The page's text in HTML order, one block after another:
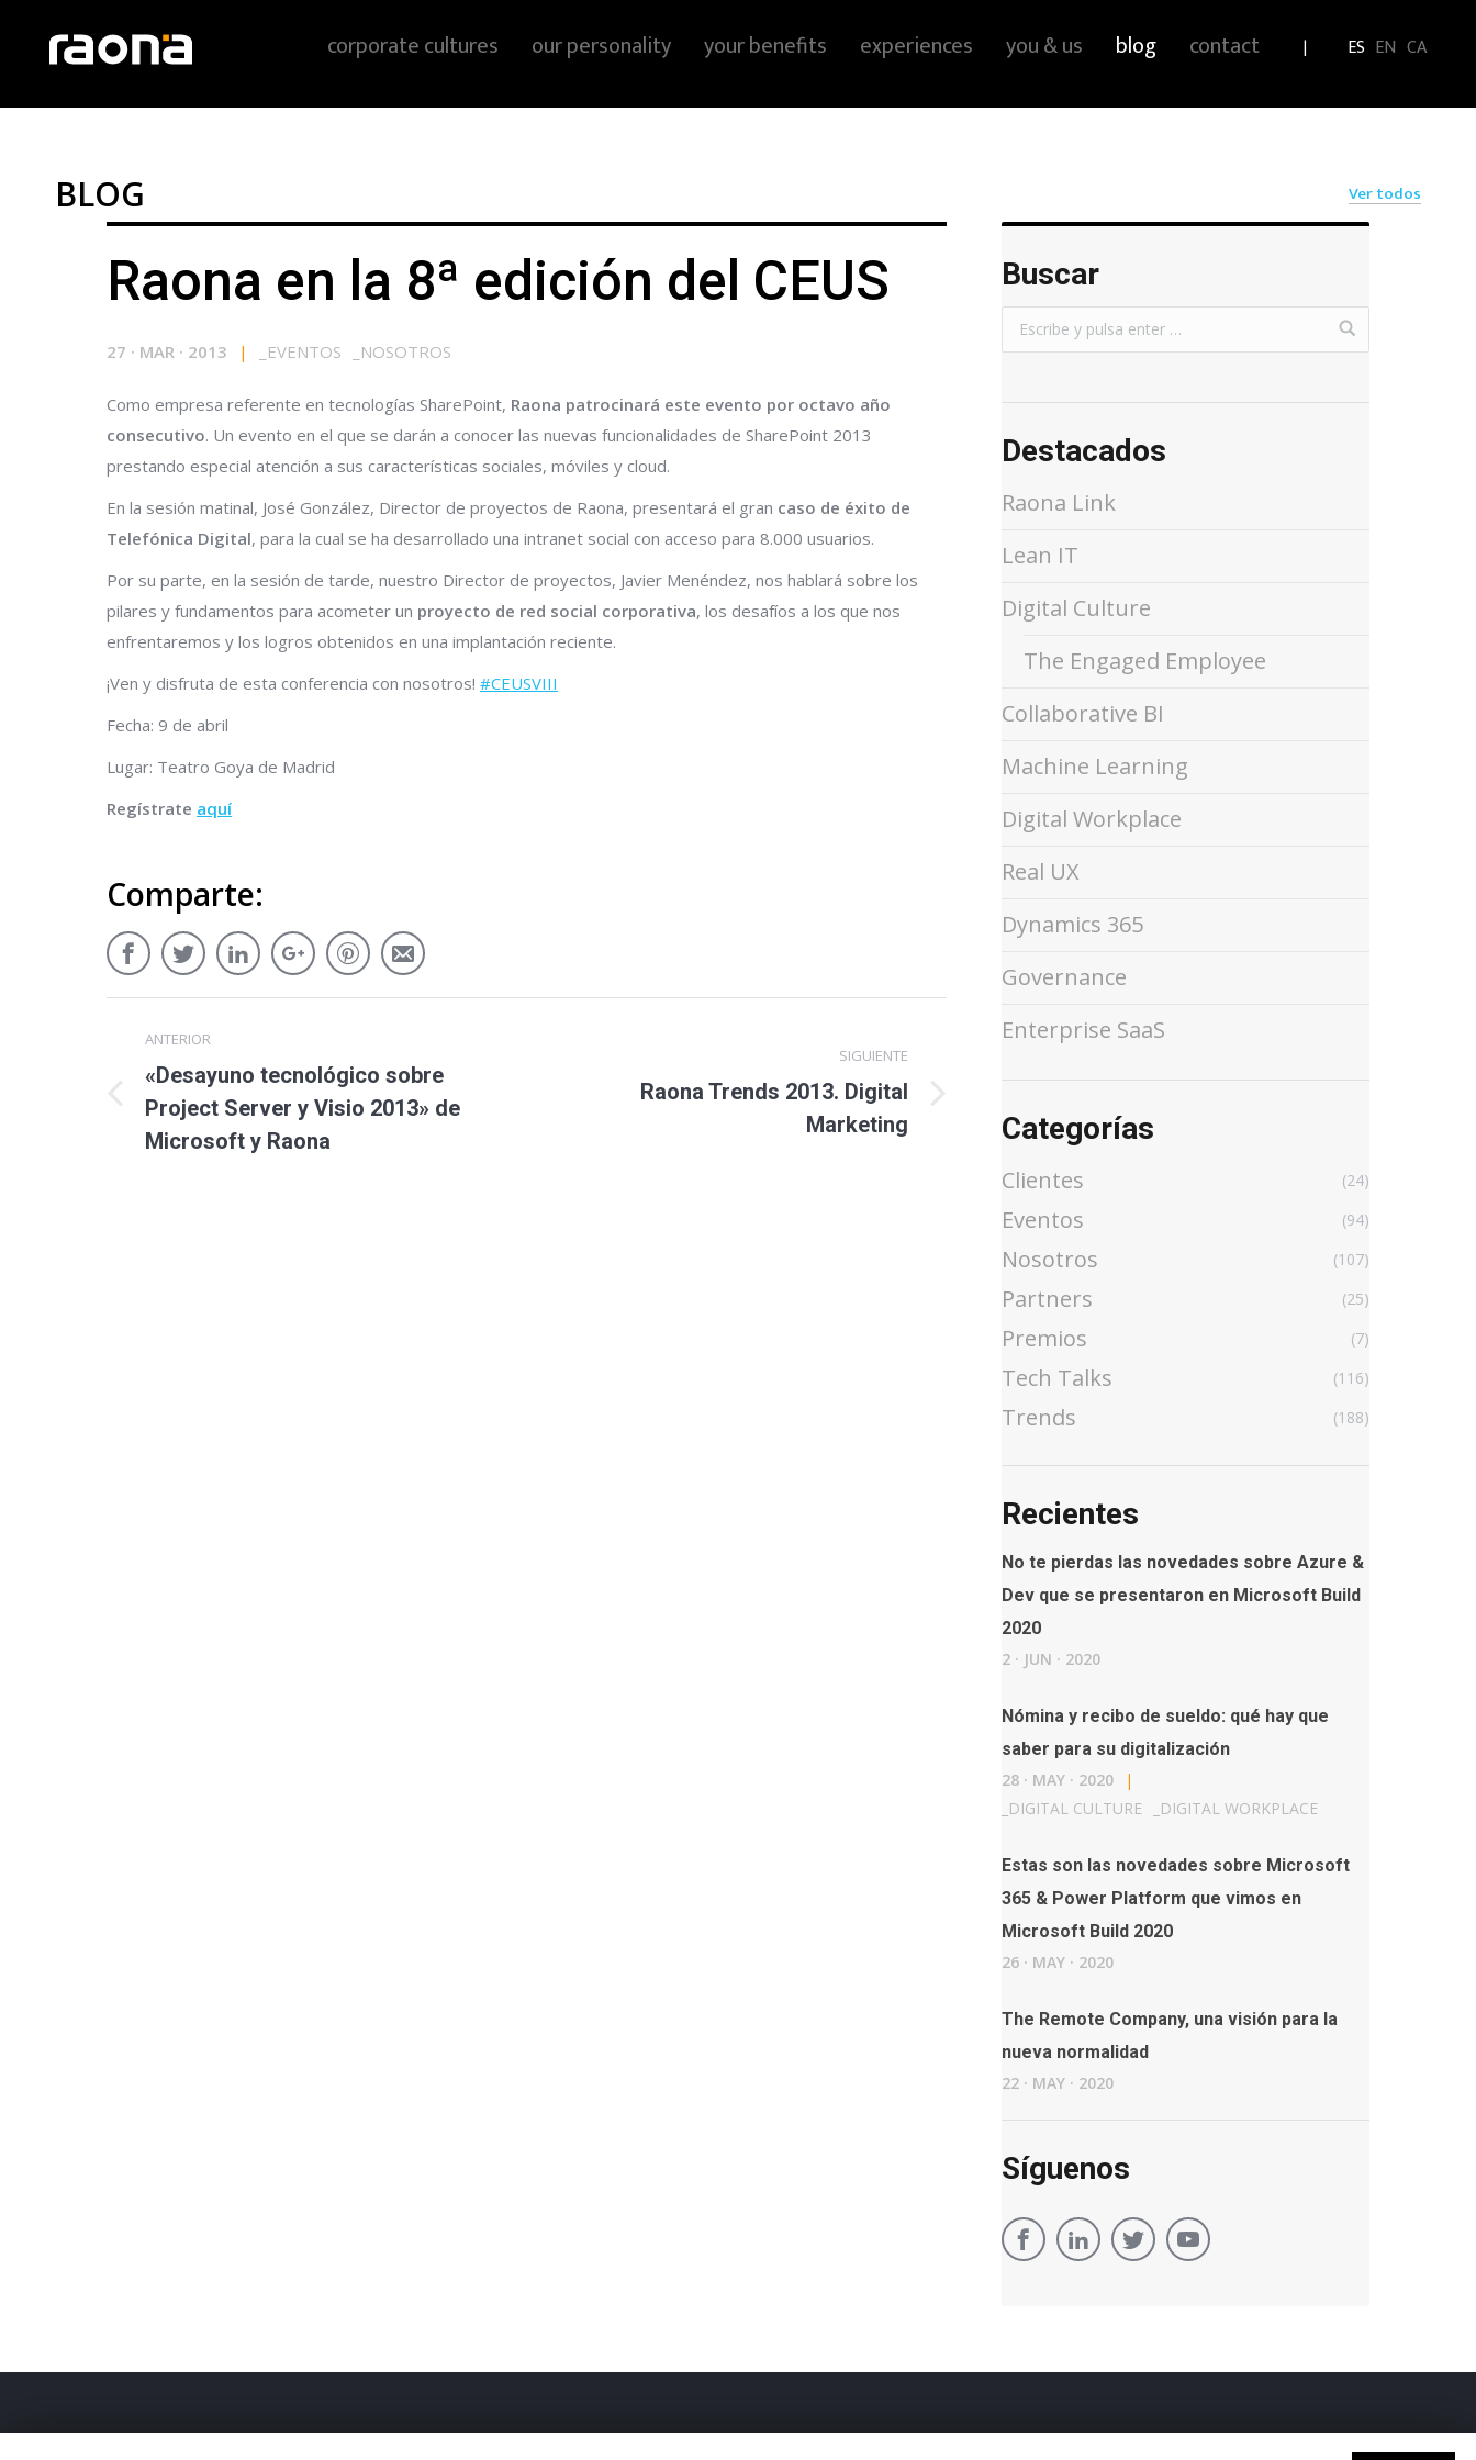
ES EN CA
corporate cultures our personality your benefits experiences you & us blog contact
BLOG Ver todos
Raona en la 8ª edición del CEUS
27 · MAR · 2013 | EVENTOS NOSOTROS
Como empresa referente en tecnologías SharePoint, Raona patrocinará este evento por octavo año
consecutivo. Un evento en el que se darán a conocer las nuevas funcionalidades de SharePoint 2013
prestando especial atención a sus características sociales, móviles y cloud.
En la sesión matinal, José González, Director de proyectos de Raona, presentará el gran caso de éxito de
Telefónica Digital, para la cual se ha desarrollado una intranet social con acceso para 8.000 usuarios.
Por su parte, en la sesión de tarde, nuestro Director de proyectos, Javier Menéndez, nos hablará sobre los
pilares y fundamentos para acometer un proyecto de red social corporativa, los desafíos a los que nos
enfrentaremos y los logros obtenidos en una implantación reciente.
¡Ven y disfruta de esta conferencia con nosotros! #CEUSVIII
Fecha: 9 de abril
Lugar: Teatro Goya de Madrid
Regístrate aquí
Comparte:
ANTERIOR
«Desayuno tecnológico sobre
Project Server y Visio 2013» de
Microsoft y Raona
SIGUIENTE
Raona Trends 2013. Digital
Marketing
Buscar
Destacados
Raona Link
Lean IT
Digital Culture
The Engaged Employee
Collaborative BI
Machine Learning
Digital Workplace
Real UX
Dynamics 365
Governance
Enterprise SaaS
Categorías
Clientes (24)
Eventos (94)
Nosotros (107)
Partners (25)
Premios (7)
Tech Talks (116)
Trends (188)
Recientes
No te pierdas las novedades sobre Azure &
Dev que se presentaron en Microsoft Build
2020
2 · JUN · 2020
Nómina y recibo de sueldo: qué hay que
saber para su digitalización
28 · MAY · 2020
|
DIGITAL CULTURE DIGITAL WORKPLACE
Estas son las novedades sobre Microsoft
365 & Power Platform que vimos en
Microsoft Build 2020
26 · MAY · 2020
The Remote Company, una visión para la
nueva normalidad
22 · MAY · 2020
Síguenos